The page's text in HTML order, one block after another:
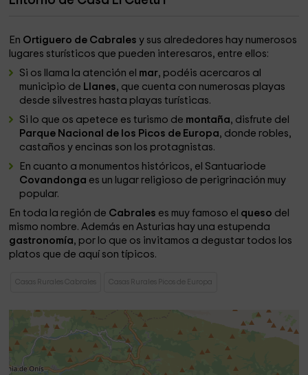
En Ortiguero de Cabralesy sus alrededores hay numerosos
lugares sturísticos que pueden interesaros, entre ellos:
Si os llama la atención el mar, podéis acercaros al
municipio de Llanes, que cuenta con numerosas playas
desde silvestres hasta playas turísticas.
Si lo que os apetece es turismo de montaña, disfrute del
Parque Nacional de los Picos de Europa, donde robles,
castaños y encinas son los protagnistas.
En cuanto a monumentos históricos, el Santuariode
Covandonga es un lugar religioso de perigrinación muy
popular.
En toda la región de Cabrales es muy famoso el queso del
mismo nombre. Además en Asturias hay una estupenda
gastronomía, por lo que os invitamos a degustar todos los
platos que de aquí son típicos.
Casas Rurales Cabrales Casas Rurales Picos de Europa